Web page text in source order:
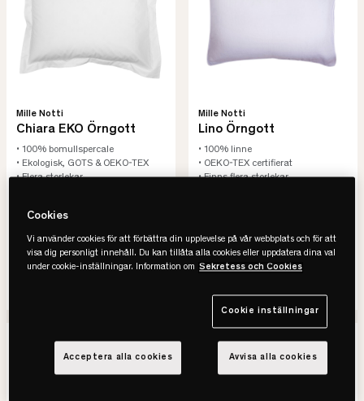
Mille Notti
Chiara EKO Örngott
• 100% bomullspercale
• Ekologisk, GOTS & OEKO-TEX
• Flera storlekar
422 kr
-50% Spara 423 kr
Lägsta pris senaste 30 dagar
Mille Notti
Lino Örngott
• 100% linne
• OEKO-TEX certifierat
• Finns flera storlekar
-50% Spara 323 kr
Lägsta pris senaste 30 dagar
REA Slut online -50% REA Slut online
Cookies
Vi använder cookies för att förbättra din upplevelse på vår webbplats och för att
visa dig personligt innehåll. Du kan tillåta alla cookies eller uppdatera dina val
under cookie-inställningar. Information om Sekretess och Cookies
Cookie inställningar
Avvisa alla cookies
Acceptera alla cookies